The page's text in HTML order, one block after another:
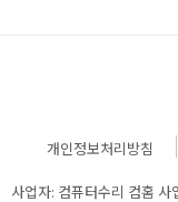
개인정보처리방침
사업자: 컴퓨터수리 컴홈